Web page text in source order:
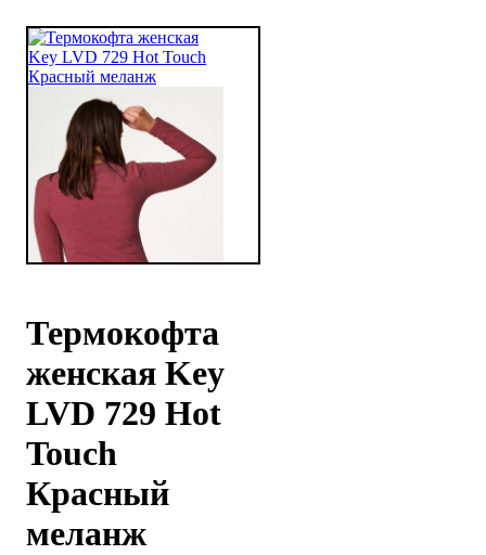
Термокофта
женская Key
LVD 729 Hot
Touch
Красный
меланж